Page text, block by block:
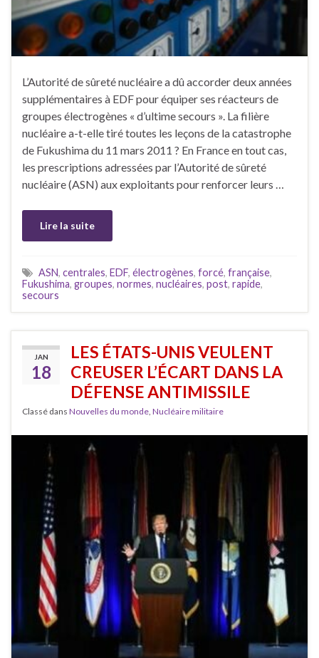
L’Autorité de sûreté nucléaire a dû accorder deux années
supplémentaires à EDF pour équiper ses réacteurs de
groupes électrogènes « d’ultime secours ». La filière
nucléaire a-t-elle tiré toutes les leçons de la catastrophe
de Fukushima du 11 mars 2011 ? En France en tout cas,
les prescriptions adressées par l’Autorité de sûreté
nucléaire (ASN) aux exploitants pour renforcer leurs …
Lire la suite
ASN, centrales, EDF, électrogènes, forcé, française,
Fukushima, groupes, normes, nucléaires, post, rapide,
secours
JAN
18
LES ÉTATS-UNIS VEULENT
CREUSER L’ÉCART DANS LA
DÉFENSE ANTIMISSILE
Classé dans Nouvelles du monde, Nucléaire militaire